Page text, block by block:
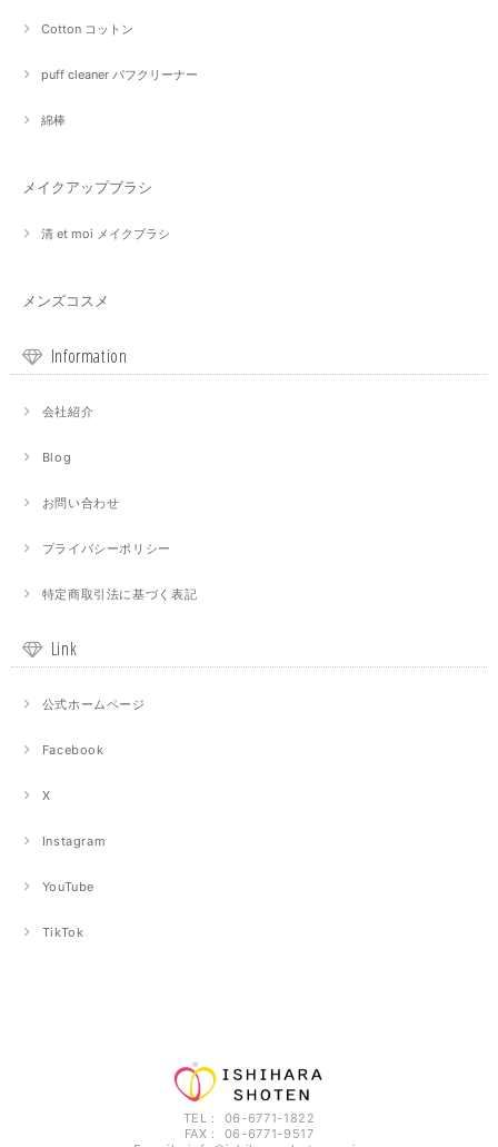
Cotton コットン
puff cleaner パフクリーナー
綿棒
メイクアップブラシ
清 et moi メイクブラシ
メンズコスメ
Information
会社紹介
Blog
お問い合わせ
プライバシーポリシー
特定商取引法に基づく表記
Link
公式ホームページ
Facebook
X
Instagram
YouTube
TikTok
TEL： 06-6771-1822
FAX： 06-6771-9517